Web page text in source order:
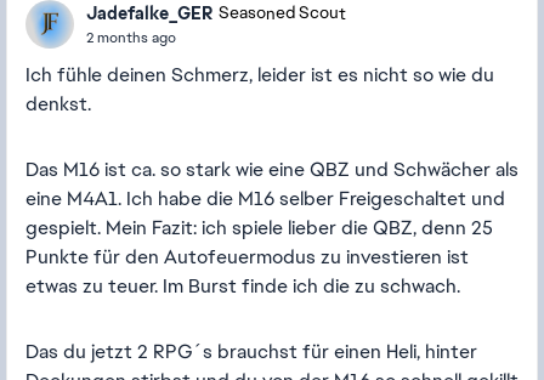
Jadefalke_GER Seasoned Scout
2 months ago
Ich fühle deinen Schmerz, leider ist es nicht so wie du
denkst.
Das M16 ist ca. so stark wie eine QBZ und Schwächer als
eine M4A1. Ich habe die M16 selber Freigeschaltet und
gespielt. Mein Fazit: ich spiele lieber die QBZ, denn 25
Punkte für den Autofeuermodus zu investieren ist
etwas zu teuer. Im Burst finde ich die zu schwach.
Das du jetzt 2 RPG´s brauchst für einen Heli, hinter